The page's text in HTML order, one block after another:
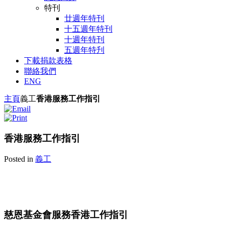
特刊
廿週年特刊
十五週年特刊
十週年特刊
五週年特刋
下載捐款表格
聯絡我們
ENG
主頁義工香港服務工作指引
香港服務工作指引
Posted in 義工
慈恩基金會服務香港工作指引